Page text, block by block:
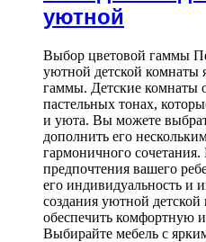
уютной
Выбор цветовой гаммы
уютной детской комнаты
гаммы. Детские комнаты
пастельных тонах,
и уюта. Вы можете
дополнить его
гармоничного
предпочтения вашего
его индивидуальность и
создания уютной
обеспечить комфортную
Выбирайте мебель с